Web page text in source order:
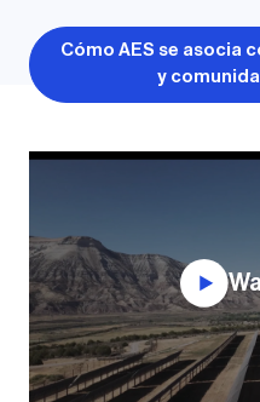
Cómo AES se asocia
y